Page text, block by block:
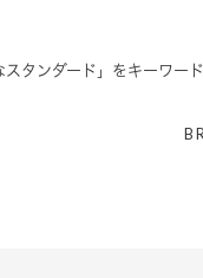
スタンダード」をキーワー